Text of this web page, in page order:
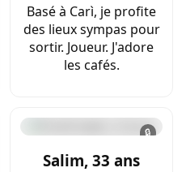
Basé à Carì, je profite
des lieux sympas pour
sortir. Joueur. J'adore
les cafés.
🔒
Salim, 33 ans